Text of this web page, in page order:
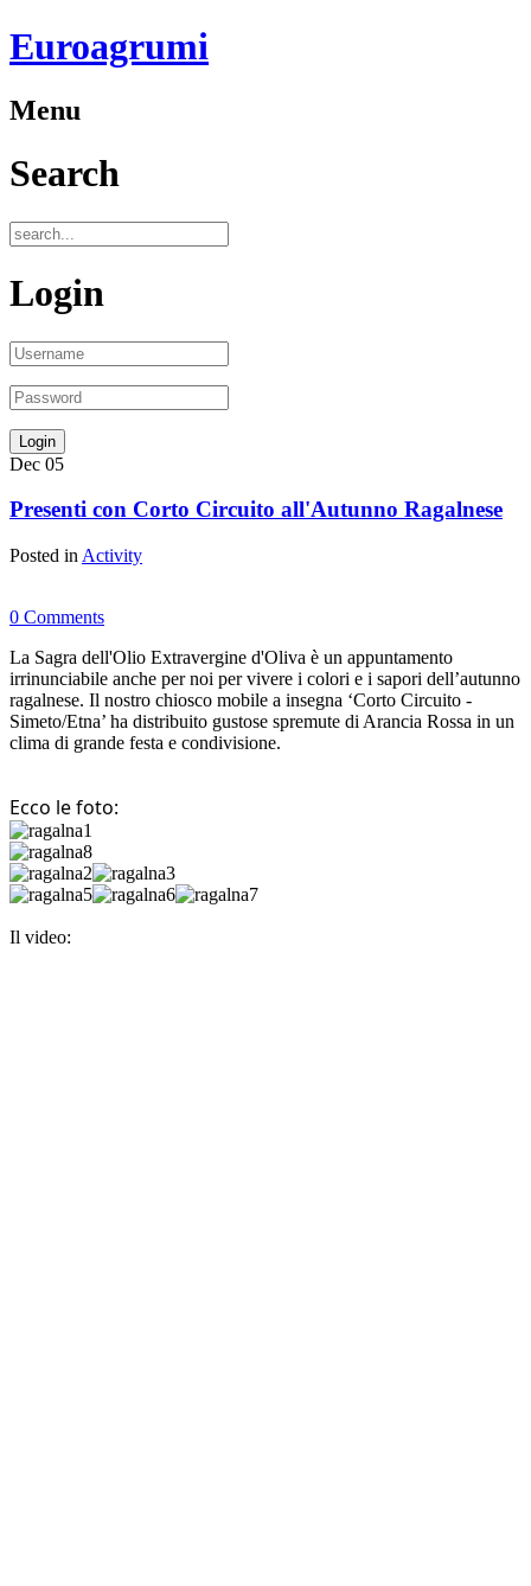
Euroagrumi
Menu
Search
Login
Dec 05
Presenti con Corto Circuito all'Autunno Ragalnese
Posted in Activity
0 Comments
La Sagra dell'Olio Extravergine d'Oliva è un appuntamento
irrinunciabile anche per noi per vivere i colori e i sapori dell’autunno
ragalnese. Il nostro chiosco mobile a insegna ‘Corto Circuito -
Simeto/Etna’ ha distribuito gustose spremute di Arancia Rossa in un
clima di grande festa e condivisione.
Ecco le foto:
Il video: